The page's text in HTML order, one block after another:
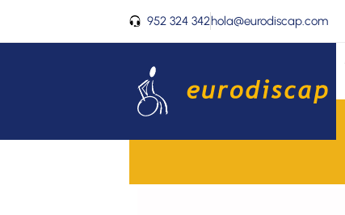
contenido
952 324 342hola@eurodiscap.com